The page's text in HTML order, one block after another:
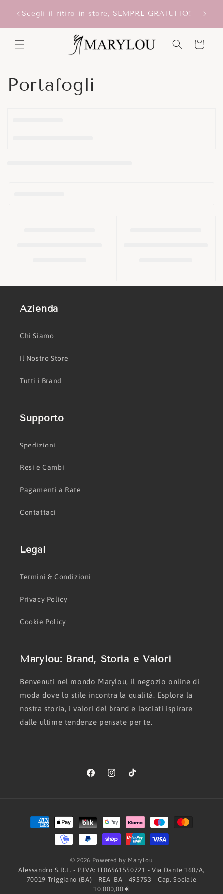
direttamente
ai contenuti
Scegli il ritiro in store, SEMPRE GRATUITO!
Carrello
C
e
Portafogli
Azienda
Chi Siamo
Il Nostro Store
Tutti i Brand
Supporto
Spedizioni
Resi e Cambi
Pagamenti a Rate
Contattaci
Legal
Termini & Condizioni
Privacy Policy
Cookie Policy
Marylou: Brand, Storia e Valori
Benvenuti nel mondo Marylou, il negozio online di
moda dove lo stile incontra la qualità. Esplora la
nostra storia, i valori del brand e lasciati ispirare
dalle ultime tendenze pensate per te.
FacebookInstagramTikTok
Metodi
di
pagamento
© 2026 Powered by Marylou
Alessandro S.R.L. - P.IVA: IT06561550721 - Via Dante 160/A,
70019 Triggiano (BA) - REA: BA - 495753 - Cap. Sociale
10.000,00 €